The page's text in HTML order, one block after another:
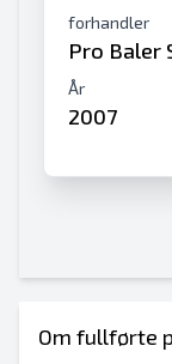
forhandler
Pro Baler
År
2007
Om fullførte